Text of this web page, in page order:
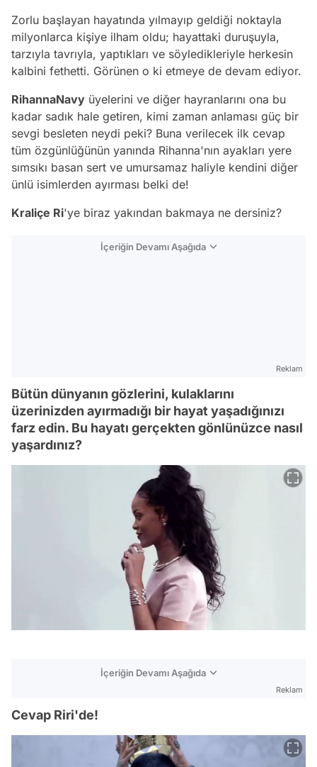
Zorlu başlayan hayatında yılmayıp geldiği noktayla
milyonlarca kişiye ilham oldu; hayattaki duruşuyla,
tarzıyla tavrıyla, yaptıkları ve söyledikleriyle herkesin
kalbini fethetti. Görünen o ki etmeye de devam ediyor.
RihannaNavy üyelerini ve diğer hayranlarını ona bu
kadar sadık hale getiren, kimi zaman anlaması güç bir
sevgi besleten neydi peki? Buna verilecek ilk cevap
tüm özgünlüğünün yanında Rihanna'nın ayakları yere
sımsıkı basan sert ve umursamaz haliyle kendini diğer
ünlü isimlerden ayırması belki de!
Kraliçe Ri'ye biraz yakından bakmaya ne dersiniz?
İçeriğin Devamı Aşağıda
Reklam
Bütün dünyanın gözlerini, kulaklarını
üzerinizden ayırmadığı bir hayat yaşadığınızı
farz edin. Bu hayatı gerçekten gönlünüzce nasıl
yaşardınız?
İçeriğin Devamı Aşağıda
Reklam
Cevap Riri'de!